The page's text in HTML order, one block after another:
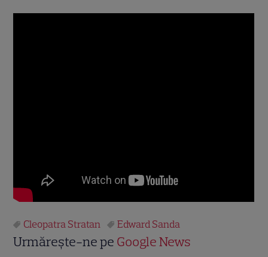
Cleopatra Stratan Edward Sanda
Urmărește-ne pe Google News